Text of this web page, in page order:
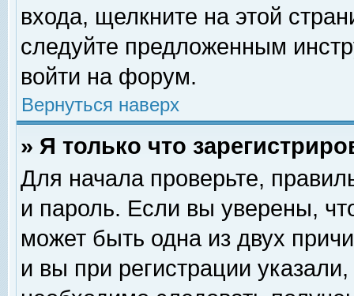
входа, щелкните на этой
следуйте предложенным
войти на форум.
Вернуться наверх
» Я только что
Для начала проверьте,
и пароль. Если вы уверены,
может быть одна из двух
и вы при регистрации